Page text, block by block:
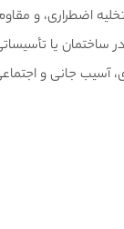
اضطراری، و
ساختمان یا
جانی و